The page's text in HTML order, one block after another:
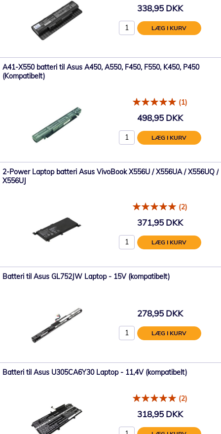
338,95 DKK
LÆG I KURV
A41-X550 batteri til Asus A450, A550, F450, F550, K450, P450
(Kompatibelt)
(1)
498,95 DKK
LÆG I KURV
2-Power Laptop batteri Asus VivoBook X556U / X556UA / X556UQ /
X556UJ
(2)
371,95 DKK
LÆG I KURV
Batteri til Asus GL752JW Laptop - 15V (kompatibelt)
278,95 DKK
LÆG I KURV
Batteri til Asus U305CA6Y30 Laptop - 11,4V (kompatibelt)
(2)
318,95 DKK